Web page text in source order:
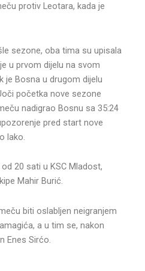
protiv Leotara, kada je
sezone, oba tima su upisala
u prvom dijelu na svom
je Bosna u drugom dijelu
početka nove sezone
nadigrao Bosnu sa 35:24
pred start nove
lako.
20 sati u KSC Mladost,
Mahir Burić.
biti oslabljen neigranjem
a u tim se, nakon
Enes Sirćo.